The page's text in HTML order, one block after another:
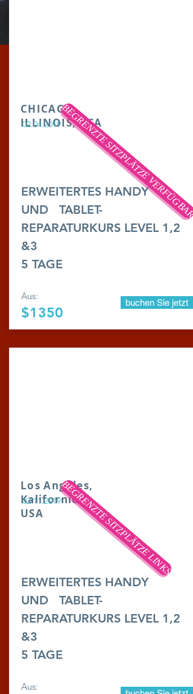
CHICAGO,
ILLINOIS, USA
02.04.2019BEGRENZTE SITZPLÄTZE VERFÜGBAR
ERWEITERTES HANDY
UND
TABLET-
REPARATURKURS LEVEL 1,2
&3
5 TAGE
Aus:
$1350
buchen Sie jetzt
Los Angeles,
Kalifornien,
USA
02.11.2019BEGRENZTE SITZPLÄTZE LINKS
ERWEITERTES HANDY
UND
TABLET-
REPARATURKURS LEVEL 1,2
&3
5 TAGE
Aus: